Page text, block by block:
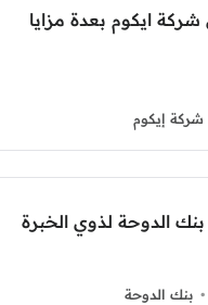
ايكوم بعدة مزايا
شركة إيكوم
الدوحة لذوي الخبرة
بنك الدوحة